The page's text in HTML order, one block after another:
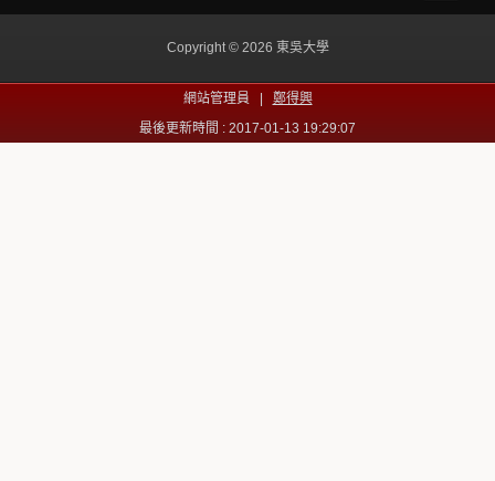
Copyright © 2026 東吳大學
網站管理員 | 鄭得興
最後更新時間 : 2017-01-13 19:29:07